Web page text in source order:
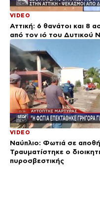
VIDEO
Αττική: 6 θανάτοι και 8
από τον ιό του Δυτικού
VIDEO
Ναύπλιο: Φωτιά σε
Τραυματίστηκε ο
πυροσβεστικής